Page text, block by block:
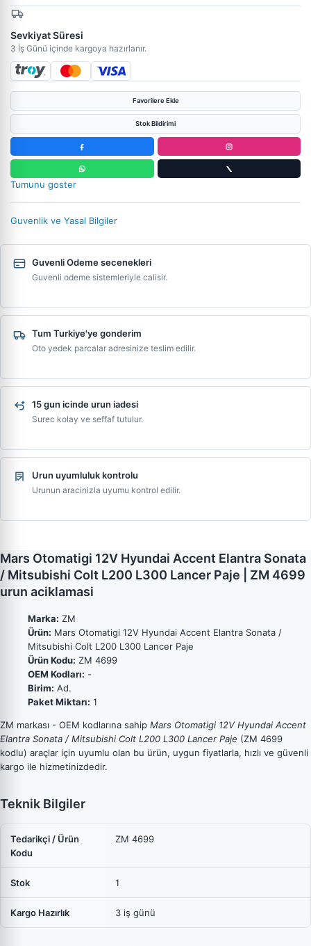
Sevkiyat Süresi
3 İş Günü içinde kargoya hazırlanır.
Favorilere Ekle
Stok Bildirimi
Tumunu goster
Guvenlik ve Yasal Bilgiler
Guvenli Odeme secenekleri
Guvenli odeme sistemleriyle calisir.
Tum Turkiye'ye gonderim
Oto yedek parcalar adresinize teslim edilir.
15 gun icinde urun iadesi
Surec kolay ve seffaf tutulur.
Urun uyumluluk kontrolu
Urunun aracinizla uyumu kontrol edilir.
Mars Otomatigi 12V Hyundai Accent Elantra Sonata
/ Mitsubishi Colt L200 L300 Lancer Paje | ZM 4699
urun aciklamasi
Marka: ZM
Ürün: Mars Otomatigi 12V Hyundai Accent Elantra Sonata /
Mitsubishi Colt L200 L300 Lancer Paje
Ürün Kodu: ZM 4699
OEM Kodları: -
Birim: Ad.
Paket Miktarı: 1
ZM markası - OEM kodlarına sahip Mars Otomatigi 12V Hyundai Accent
Elantra Sonata / Mitsubishi Colt L200 L300 Lancer Paje (ZM 4699
kodlu) araçlar için uyumlu olan bu ürün, uygun fiyatlarla, hızlı ve güvenli
kargo ile hizmetinizdedir.
Teknik Bilgiler
Tedarikçi / Ürün
Kodu
ZM 4699
Stok 1
Kargo Hazırlık 3 iş günü